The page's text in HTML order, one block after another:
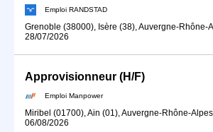
Emploi RANDSTAD
Grenoble (38000), Isère (38), Auvergne-Rhône-
28/07/2026
Approvisionneur (H/F)
Emploi Manpower
Miribel (01700), Ain (01), Auvergne-Rhône-Alpes
06/08/2026